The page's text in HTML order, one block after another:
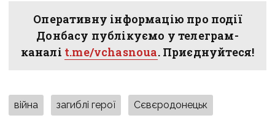
Оперативну інформацію про події
Донбасу публікуємо у телеграм-
каналі t.me/vchasnoua. Приєднуйтеся!
війна загиблі герої Сєвєродонецьк